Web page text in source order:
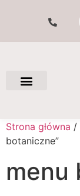
Strona główna /
botaniczne”
menu